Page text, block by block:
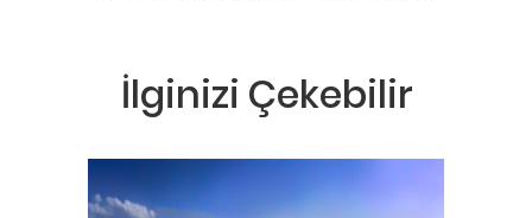
İlginizi Çekebilir